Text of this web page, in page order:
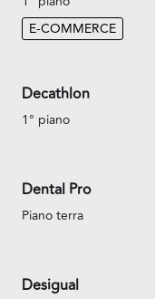
E-COMMERCE
Decathlon
1° piano
Dental Pro
Piano terra
Desigual